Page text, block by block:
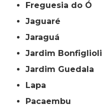
Freguesia do Ó
Jaguaré
Jaraguá
Jardim Bonfiglioli
Jardim Guedala
Lapa
Pacaembu